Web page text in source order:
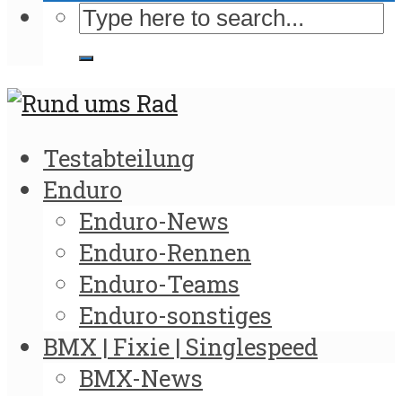
Testabteilung
Enduro
Enduro-News
Enduro-Rennen
Enduro-Teams
Enduro-sonstiges
BMX | Fixie | Singlespeed
BMX-News